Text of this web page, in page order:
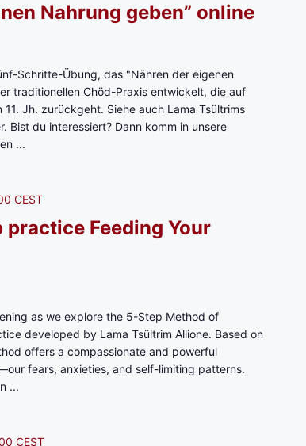
Nahrung geben” online
Schritte-Übung, das "Nähren der eigenen
traditionellen Chöd-Praxis entwickelt, die auf
Jh. zurückgeht. Siehe auch Lama Tsültrims
Bist du interessiert? Dann komm in unsere
...
Feeding Your
CEST
as we explore the 5-Step Method of
developed by Lama Tsültrim Allione. Based on
offers a compassionate and powerful
fears, anxieties, and self-limiting patterns.
...
CEST